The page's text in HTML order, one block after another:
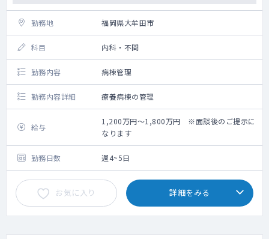
勤務地 福岡県大牟田市
科目 内科・不問
勤務内容 病棟管理
勤務内容詳細 療養病棟の管理
給与
1,200万円～1,800万円 ※面談後のご提示に
なります
勤務日数 週4~5日
お気に入り 詳細をみる